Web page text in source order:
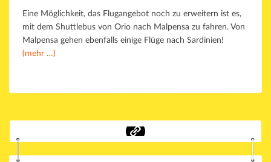
Eine Möglichkeit, das Flugangebot noch zu erweitern ist es,
mit dem Shuttlebus von Orio nach Malpensa zu fahren. Von
Malpensa gehen ebenfalls einige Flüge nach Sardinien!
(mehr …)